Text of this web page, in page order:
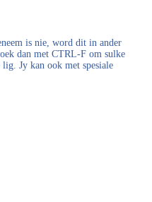
is nie, word dit in ander
dan met CTRL-F om sulke
Jy kan ook met spesiale